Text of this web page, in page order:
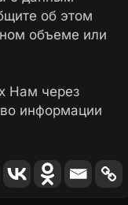
об этом
объеме или
Нам через
информации